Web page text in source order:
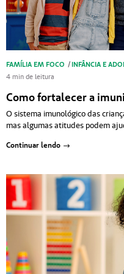
FAMÍLIA EM FOCO / INFÂNCIA E
4 min de leitura
Como fortalecer a
O sistema imunológico das
mas algumas atitudes podem
Continuar lendo